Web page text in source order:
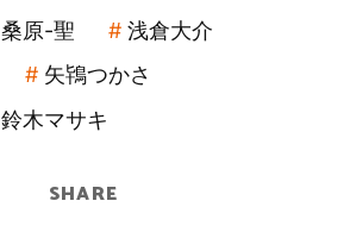
桑原-聖
浅倉大介
矢鴇つかさ
鈴木マサキ
SHARE